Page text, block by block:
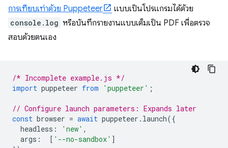
การเทียบเท่าด้วย Puppeteer
แบบเป็นโปรแกรมได้ด้วย
console.log หรือบันทึกรายงานแบบเต็มเป็น PDF เพื่อตรวจ
สอบด้วยตนเอง
/* Incomplete example.js */
import puppeteer from 'puppeteer' ;
// Configure launch parameters: Expands later
const browser = await puppeteer . launch({
headless : 'new' ,
args : [ '--no-sandbox' ]